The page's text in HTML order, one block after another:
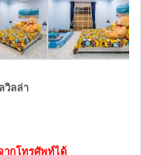
วิลล่า
ากโทรศัพท์ได้